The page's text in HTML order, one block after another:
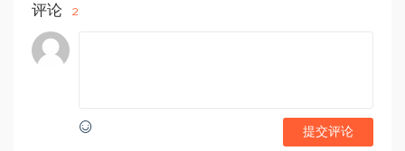
评论 2
提交评论